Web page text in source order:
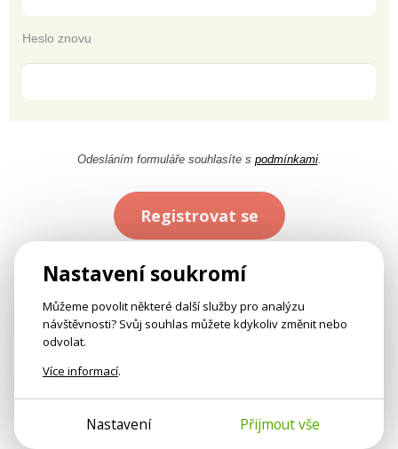
Heslo znovu
Odesláním formuláře souhlasíte s podmínkami.
Registrovat se
Nastavení soukromí
Můžeme povolit některé další služby pro analýzu
návštěvnosti? Svůj souhlas můžete kdykoliv změnit nebo
odvolat.
Více informací.
Nastavení Přijmout vše